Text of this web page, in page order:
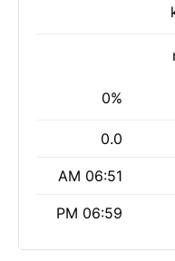
0%
0.0
06:51 AM
06:59 PM